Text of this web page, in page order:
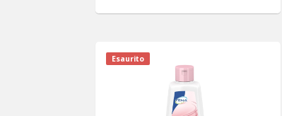
Esaurito